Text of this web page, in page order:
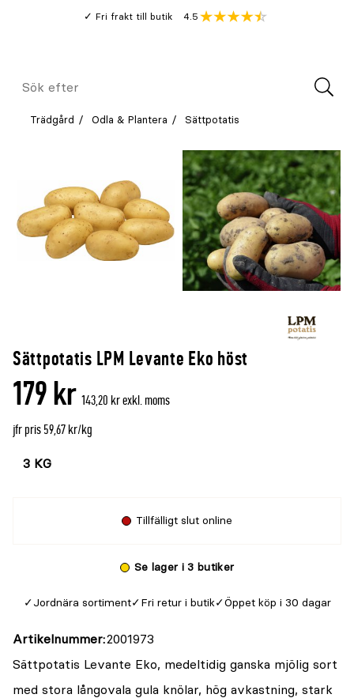
Fri frakt till butik
Genomsnitt
4.5
Meny
Sök
Trädgård Odla & Plantera Sättpotatis
Sättpotatis LPM Levante Eko höst
179 kr 143,20 kr exkl. moms
jfr pris 59,67 kr/kg
Tillfälligt slut online
Se lager i 3 butiker
Jordnära sortiment Fri retur i butik Öppet köp i 30 dagar
Artikelnummer 2001973
Sättpotatis Levante Eko, medeltidig ganska mjölig sort
med stora långovala gula knölar, hög avkastning, stark